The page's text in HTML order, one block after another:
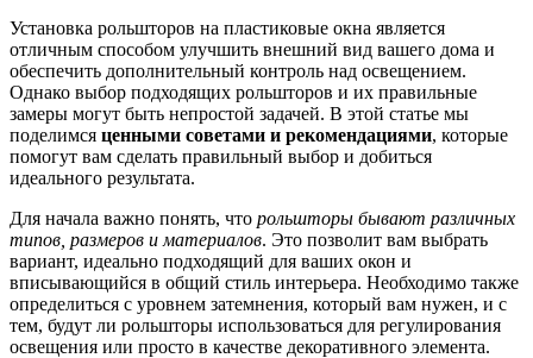
Установка рольшторов на пластиковые окна является
отличным способом улучшить внешний вид вашего дома и
обеспечить дополнительный контроль над освещением.
Однако выбор подходящих рольшторов и их правильные
замеры могут быть непростой задачей. В этой статье мы
поделимся ценными советами и рекомендациями, которые
помогут вам сделать правильный выбор и добиться
идеального результата.
Для начала важно понять, что рольшторы бывают различных
типов, размеров и материалов. Это позволит вам выбрать
вариант, идеально подходящий для ваших окон и
вписывающийся в общий стиль интерьера. Необходимо также
определиться с уровнем затемнения, который вам нужен, и с
тем, будут ли рольшторы использоваться для регулирования
освещения или просто в качестве декоративного элемента.